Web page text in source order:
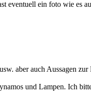
eventuell ein foto wie es
aber auch Aussagen
und Lampen. Ich